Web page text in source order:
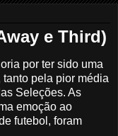
e Third)
por ter sido uma
pela pior média
Seleções. As
emoção ao
futebol, foram